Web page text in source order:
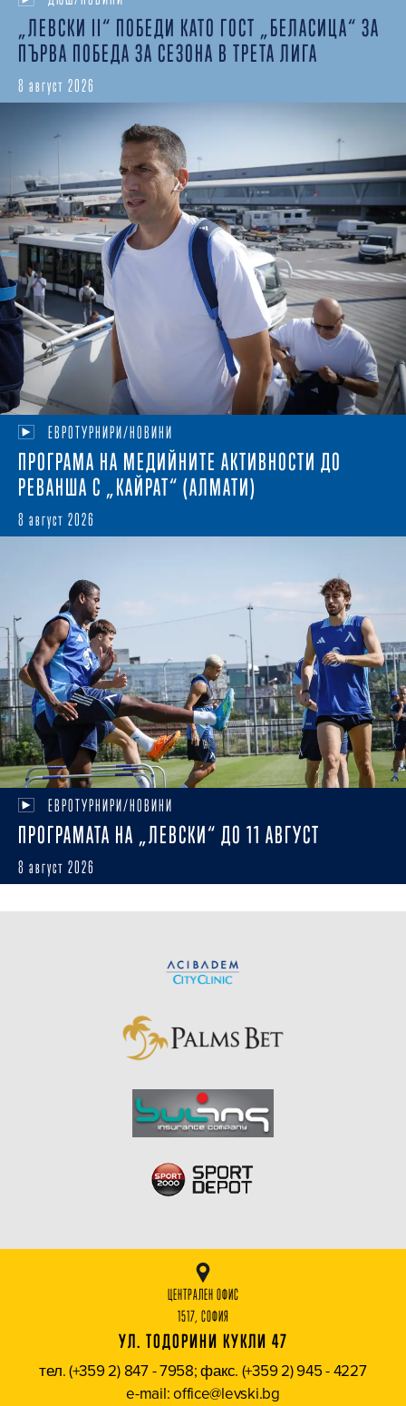
„ЛЕВСКИ II“ ПОБЕДИ КАТО ГОСТ „БЕЛАСИЦА“ ЗА
ПЪРВА ПОБЕДА ЗА СЕЗОНА В ТРЕТА ЛИГА
8 август 2026
ЕВРОТУРНИРИ/НОВИНИ
ПРОГРАМА НА МЕДИЙНИТЕ АКТИВНОСТИ ДО
РЕВАНША С „КАЙРАТ“ (АЛМАТИ)
8 август 2026
ЕВРОТУРНИРИ/НОВИНИ
ПРОГРАМАТА НА „ЛЕВСКИ“ ДО 11 АВГУСТ
8 август 2026
ЦЕНТРАЛЕН ОФИС
1517, СОФИЯ
УЛ. ТОДОРИНИ КУКЛИ 47
тел. (+359 2) 847 - 7958; факс. (+359 2) 945 - 4227
e-mail: office@levski.bg